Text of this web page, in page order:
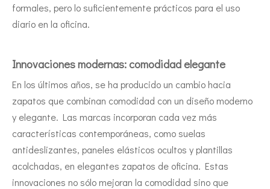
formales, pero lo suficientemente prácticos para el uso
diario en la oficina.
Innovaciones modernas: comodidad elegante
En los últimos años, se ha producido un cambio hacia
zapatos que combinan comodidad con un diseño moderno
y elegante. Las marcas incorporan cada vez más
características contemporáneas, como suelas
antideslizantes, paneles elásticos ocultos y plantillas
acolchadas, en elegantes zapatos de oficina. Estas
innovaciones no sólo mejoran la comodidad sino que